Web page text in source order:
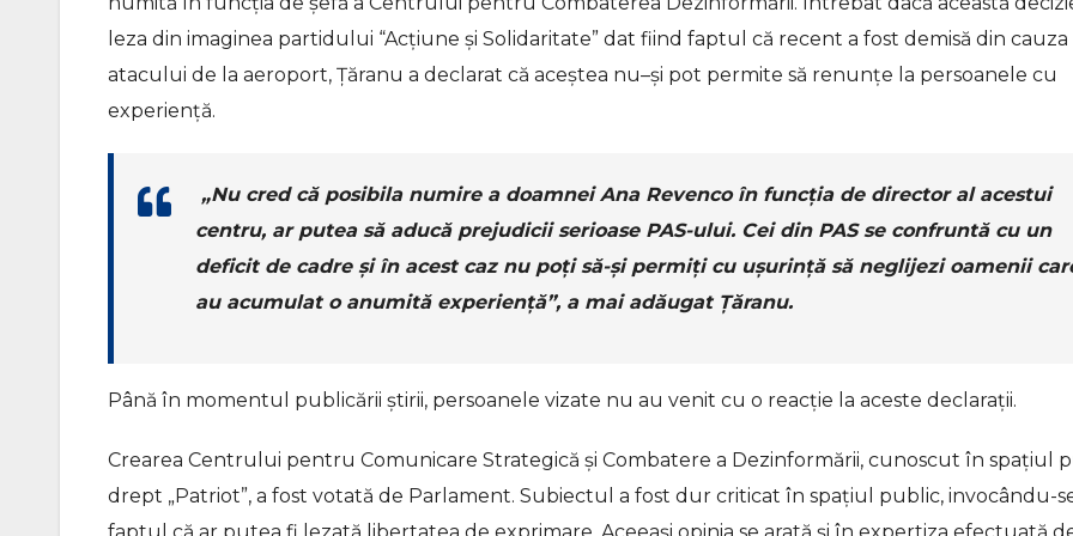
leza din imaginea partidului “Acțiune și Solidaritate” dat fiind faptul că recent a fost demisă din cauza
atacului de la aeroport, Țăranu a declarat că aceștea nu–și pot permite să renunțe la persoanele cu
experiență.
„Nu cred că posibila numire a doamnei Ana Revenco în funcția de director al acestui
centru, ar putea să aducă prejudicii serioase PAS-ului. Cei din PAS se confruntă cu un
deficit de cadre și în acest caz nu poți să-și permiți cu ușurință să neglijezi oamenii
au acumulat o anumită experiență”, a mai adăugat Țăranu.
Până în momentul publicării știrii, persoanele vizate nu au venit cu o reacție la aceste declarații.
Crearea Centrului pentru Comunicare Strategică și Combatere a Dezinformării, cunoscut în spațiul
drept „Patriot”, a fost votată de Parlament. Subiectul a fost dur criticat în spațiul public, invocându-